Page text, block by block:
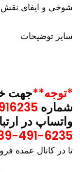
شوخی و ایفای نقش
سایر توضیحات
*توجه**جهت
شماره
واتساپ در
491-6235
تا در کانال عمده